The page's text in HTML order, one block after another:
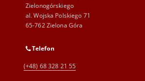
Zielonogórskiego
al. Wojska Polskiego 71
65-762 Zielona Góra
Telefon
(+48) 68 328 21 55